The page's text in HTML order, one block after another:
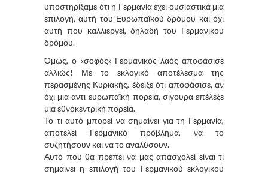
υποστηρίξαμε ότι η Γερμανία έχει ουσιαστικά μία
επιλογή, αυτή του Ευρωπαϊκού δρόμου και όχι
αυτή που καλλιεργεί, δηλαδή του Γερμανικού
δρόμου.
Όμως, ο «σοφός» Γερμανικός λαός αποφάσισε
αλλιώς! Με το εκλογικό αποτέλεσμα της
περασμένης Κυριακής, έδειξε ότι αποφάσισε, αν
όχι μια αντι-ευρωπαϊκή πορεία, σίγουρα επέλεξε
μία εθνοκεντρική πορεία.
Το τι αυτό μπορεί να σημαίνει για τη Γερμανία,
αποτελεί Γερμανικό πρόβλημα, να το
συζητήσουν και να το αναλύσουν.
Αυτό που θα πρέπει να μας απασχολεί είναι τι
σημαίνει η επιλογή του Γερμανικού εκλογικού